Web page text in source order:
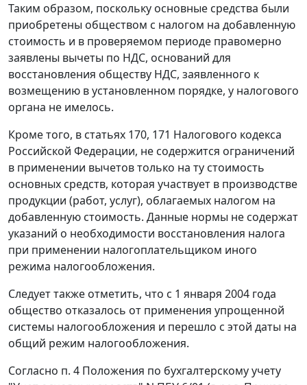
Таким образом, поскольку основные средства были
приобретены обществом с налогом на добавленную
стоимость и в проверяемом периоде правомерно
заявлены вычеты по НДС, оснований для
восстановления обществу НДС, заявленного к
возмещению в установленном порядке, у налогового
органа не имелось.
Кроме того, в статьях 170, 171 Налогового кодекса
Российской Федерации, не содержится ограничений
в применении вычетов только на ту стоимость
основных средств, которая участвует в производстве
продукции (работ, услуг), облагаемых налогом на
добавленную стоимость. Данные нормы не содержат
указаний о необходимости восстановления налога
при применении налогоплательщиком иного
режима налогообложения.
Следует также отметить, что с 1 января 2004 года
общество отказалось от применения упрощенной
системы налогообложения и перешло с этой даты на
общий режим налогообложения.
Согласно п. 4 Положения по бухгалтерскому учету